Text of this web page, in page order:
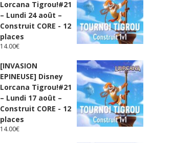
Lorcana Tigrou!#21
– Lundi 24 août –
Construit CORE - 12
places
14.00€
[INVASION
EPINEUSE] Disney
Lorcana Tigrou!#21
– Lundi 17 août –
Construit CORE - 12
places
14.00€